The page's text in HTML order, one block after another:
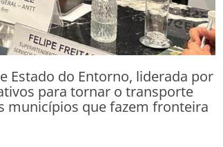
Estado do Entorno, liderada por
para tornar o transporte
municípios que fazem fronteira